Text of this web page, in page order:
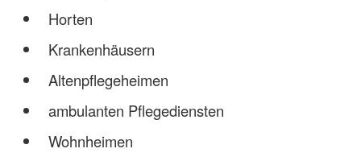
Horten
Krankenhäusern
Altenpflegeheimen
ambulanten Pflegediensten
Wohnheimen